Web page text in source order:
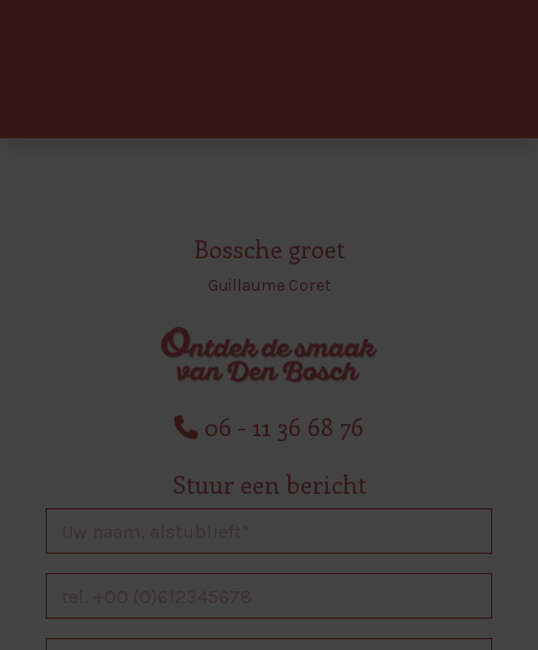
Bossche groet
Guillaume Coret
06 - 11 36 68 76
Stuur een bericht